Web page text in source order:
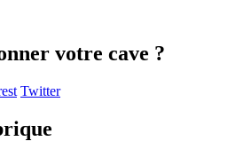
votre cave ?
Twitter